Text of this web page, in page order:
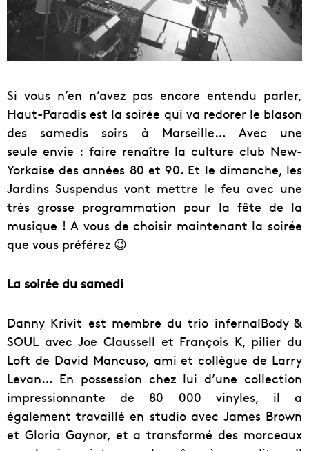
Si vous n’en n’avez pas encore entendu parler,
Haut-Paradis est la soirée qui va redorer le blason
des samedis soirs à Marseille… Avec une
seule envie : faire renaître la culture club New-
Yorkaise des années 80 et 90. Et le dimanche, les
Jardins Suspendus vont mettre le feu avec une
très grosse programmation pour la fête de la
musique ! A vous de choisir maintenant la soirée
que vous préférez 😉
La soirée du samedi
Danny Krivit est membre du trio infernalBody &
SOUL avec Joe Claussell et François K, pilier du
Loft de David Mancuso, ami et collègue de Larry
Levan… En possession chez lui d’une collection
impressionnante de 80 000 vinyles, il a
également travaillé en studio avec James Brown
et Gloria Gaynor, et a transformé des morceaux